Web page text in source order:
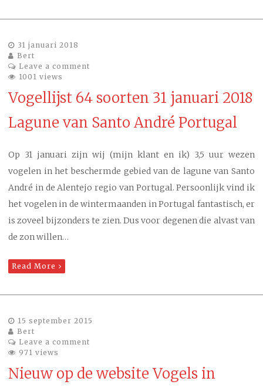
31 januari 2018
Bert
Leave a comment
1001 views
Vogellijst 64 soorten 31 januari 2018
Lagune van Santo André Portugal
Op 31 januari zijn wij (mijn klant en ik) 3,5 uur wezen
vogelen in het beschermde gebied van de lagune van Santo
André in de Alentejo regio van Portugal. Persoonlijk vind ik
het vogelen in de wintermaanden in Portugal fantastisch, er
is zoveel bijzonders te zien. Dus voor degenen die alvast van
de zon willen…
Read More
15 september 2015
Bert
Leave a comment
971 views
Nieuw op de website Vogels in